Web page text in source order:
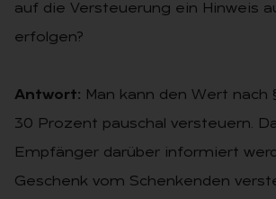
auf die Versteuerung ein Hinweis
erfolgen?
Antwort: Man kann den Wert nach
30 Prozent pauschal versteuern.
Empfänger darüber informiert
Geschenk vom Schenkenden